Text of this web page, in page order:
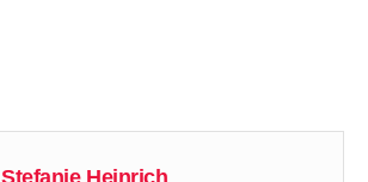
Stefanie Heinrich